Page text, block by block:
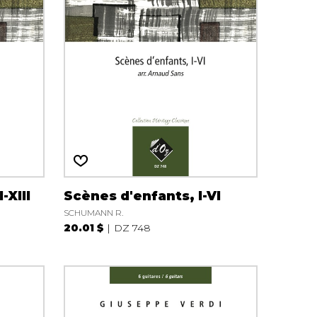
XIII Scènes d'enfants, I-VI
SCHUMANN R.
20.01 $ DZ 748